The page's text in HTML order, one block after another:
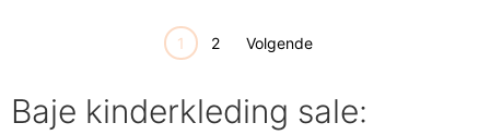
1 2 Volgende
Baje kinderkleding sale: